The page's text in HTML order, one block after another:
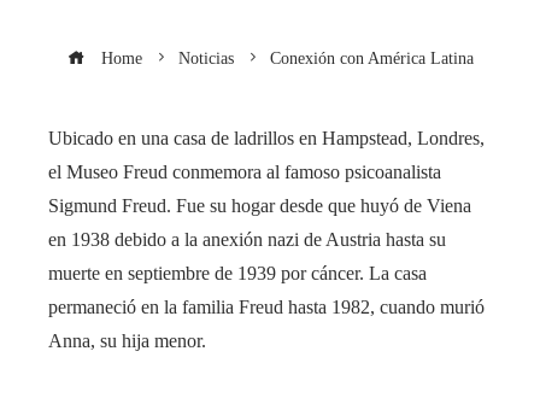
Home Noticias Conexión con América Latina
Ubicado en una casa de ladrillos en Hampstead, Londres,
el Museo Freud conmemora al famoso psicoanalista
Sigmund Freud. Fue su hogar desde que huyó de Viena
en 1938 debido a la anexión nazi de Austria hasta su
muerte en septiembre de 1939 por cáncer. La casa
permaneció en la familia Freud hasta 1982, cuando murió
Anna, su hija menor.